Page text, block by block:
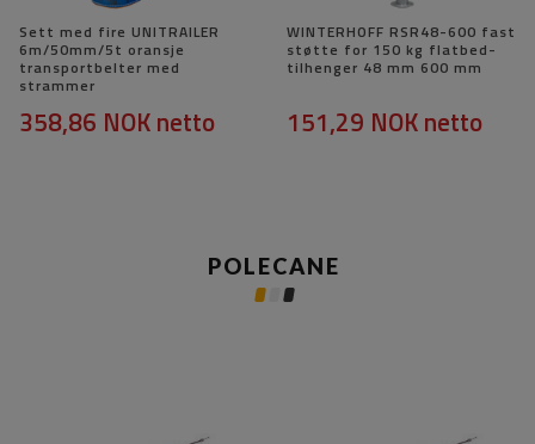
Sett med fire UNITRAILER
6m/50mm/5t oransje
transportbelter med
strammer
358,86 NOKnetto
WINTERHOFF RSR48-600 fast
støtte for 150 kg flatbed-
tilhenger 48 mm 600 mm
151,29 NOKnetto
POLECANE